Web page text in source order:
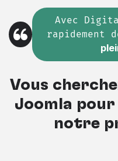
Avec
rapidement
Vous
Joomla pour
notre